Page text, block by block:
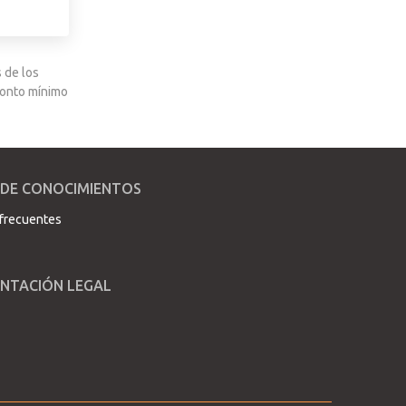
de los
mínimo
CONOCIMIENTOS
LEGAL